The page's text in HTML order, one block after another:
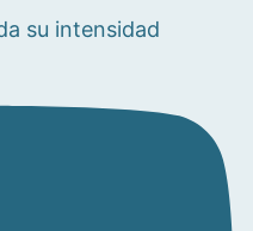
su intensidad